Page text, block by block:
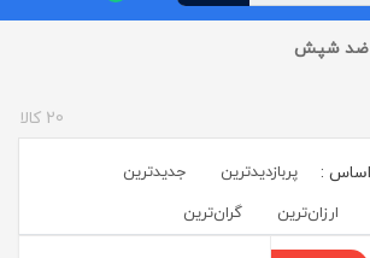
ضد شپش
20 کالا
پربازدیدترین
جدیدترین
ارزان‌ترین گران‌ترین